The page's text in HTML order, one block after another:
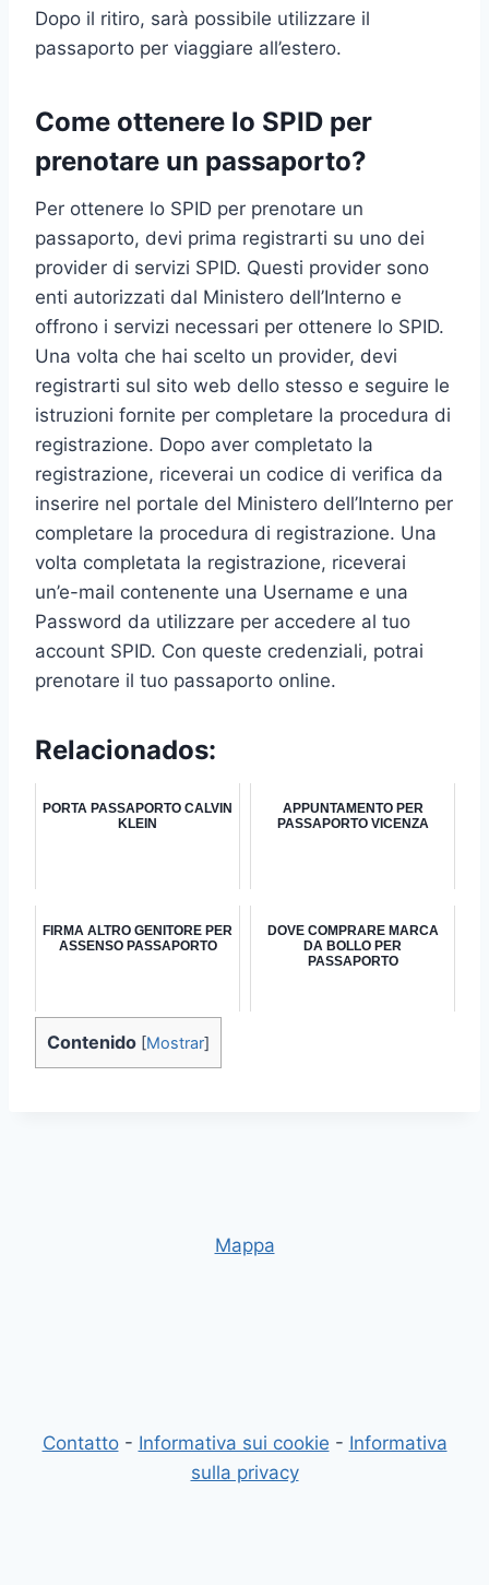
Dopo il ritiro, sarà possibile utilizzare il
passaporto per viaggiare all’estero.
Come ottenere lo SPID per
prenotare un passaporto?
Per ottenere lo SPID per prenotare un
passaporto, devi prima registrarti su uno dei
provider di servizi SPID. Questi provider sono
enti autorizzati dal Ministero dell’Interno e
offrono i servizi necessari per ottenere lo SPID.
Una volta che hai scelto un provider, devi
registrarti sul sito web dello stesso e seguire le
istruzioni fornite per completare la procedura di
registrazione. Dopo aver completato la
registrazione, riceverai un codice di verifica da
inserire nel portale del Ministero dell’Interno per
completare la procedura di registrazione. Una
volta completata la registrazione, riceverai
un’e-mail contenente una Username e una
Password da utilizzare per accedere al tuo
account SPID. Con queste credenziali, potrai
prenotare il tuo passaporto online.
Relacionados:
PORTA PASSAPORTO CALVIN
KLEIN
APPUNTAMENTO PER
PASSAPORTO VICENZA
FIRMA ALTRO GENITORE PER
ASSENSO PASSAPORTO
DOVE COMPRARE MARCA
DA BOLLO PER
PASSAPORTO
Contenido [Mostrar]
Mappa
Contatto- Informativa sui cookie - Informativa
sulla privacy